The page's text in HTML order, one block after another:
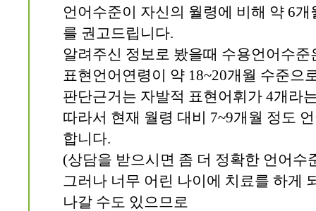
언어수준이 자신의 월령에 비해 약 6
를 권고드립니다.
알려주신 정보로 봤을때 수용언어수
표현언어연령이 약 18~20개월 수준으
판단근거는 자발적 표현어휘가 4개라
따라서 현재 월령 대비 7~9개월 정도
합니다.
(상담을 받으시면 좀 더 정확한 언어수
그러나 너무 어린 나이에 치료를 하게
나갈 수도 있으므로